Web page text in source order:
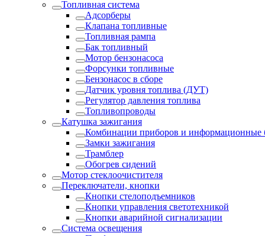
Топливная система
Адсорберы
Клапана топливные
Топливная рампа
Бак топливный
Мотор бензонасоса
Форсунки топливные
Бензонасос в сборе
Датчик уровня топлива (ДУТ)
Регулятор давления топлива
Топливопроводы
Катушка зажигания
Комбинации приборов и информационные
Замки зажигания
Трамблер
Обогрев сидений
Мотор стеклоочистителя
Переключатели, кнопки
Кнопки стелоподъемников
Кнопки управления светотехникой
Кнопки аварийной сигнализации
Система освещения